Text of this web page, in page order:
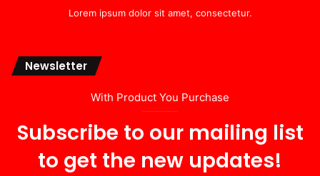
Lorem ipsum dolor sit amet, consectetur.
Newsletter
With Product You Purchase
Subscribe to our mailing list
to get the new updates!